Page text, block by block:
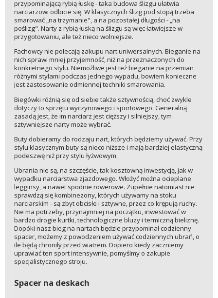
przypominającą rybią łuskę - taka budowa ślizgu ułatwia
narciarzowi odbicie się. W klasycznych ślizg pod stopą trzeba
smarować „na trzymanie", a na pozostałej długości - „na
poślizg". Narty z rybią łuską na ślizgu są więc łatwiejsze w
przygotowaniu, ale też nieco wolniejsze.
Fachowcy nie polecają zakupu nart uniwersalnych. Bieganie na
nich sprawi mniej przyjemność, niż na przeznaczonych do
konkretnego stylu. Niemożliwe jest też bieganie na przemian
różnymi stylami podczas jednego wypadu, bowiem konieczne
jest zastosowanie odmiennej techniki smarowania.
Biegówki różnią się od siebie także sztywnością, choć zwykle
dotyczy to sprzętu wyczynowego i sportowego. Generalną
zasadą jest, że im narciarz jest cięższy i silniejszy, tym
sztywniejsze narty może wybrać.
Buty dobieramy do rodzaju nart, których będziemy używać. Przy
stylu klasycznym buty są nieco niższe i mają bardziej elastyczną
podeszwę niż przy stylu łyżwowym.
Ubrania nie są, na szczęście, tak kosztowną inwestycją, jak w
wypadku narciarstwa zjazdowego. Włożyć można ocieplane
legginsy, a nawet spodnie rowerowe. Zupełnie natomiast nie
sprawdzą się kombinezony, których używamy na stoku
narciarskim - są zbyt obcisłe i sztywne, przez co krępują ruchy.
Nie ma potrzeby, przynajmniej na początku, inwestować w
bardzo drogie kurtki, technologiczne bluzy i termiczną bieliznę.
Dopóki nasz bieg na nartach będzie przypominał codzienny
spacer, możemy z powodzeniem używać codziennych ubrań, o
ile będą chroniły przed wiatrem. Dopiero kiedy zaczniemy
uprawiać ten sport intensywnie, pomyślmy o zakupie
specjalistycznego stroju.
Spacer na deskach